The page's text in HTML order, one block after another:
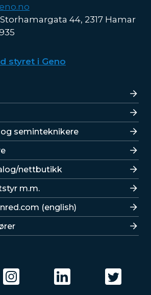
44, 2317 Hamar
styret i Geno
seminteknikere
nettbutikk
m.m.
(english)